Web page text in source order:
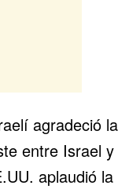
agradeció la
entre Israel y
aplaudió la